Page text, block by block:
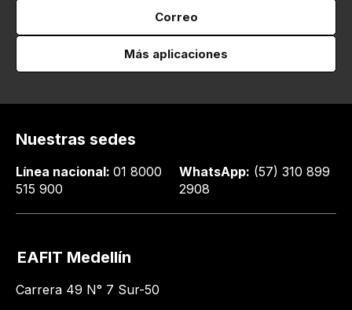
Correo
Más aplicaciones
Nuestras sedes
Línea nacional: 01 8000
515 900
WhatsApp: (57) 310 899
2908
EAFIT Medellín
Carrera 49 N° 7 Sur-50